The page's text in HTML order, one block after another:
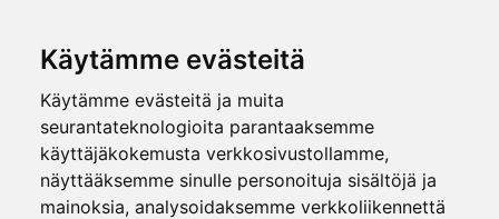
Käytämme evästeitä
Käytämme evästeitä ja muita
seurantateknologioita parantaaksemme
käyttäjäkokemusta verkkosivustollamme,
näyttääksemme sinulle personoituja sisältöjä ja
mainoksia, analysoidaksemme verkkoliikennettä